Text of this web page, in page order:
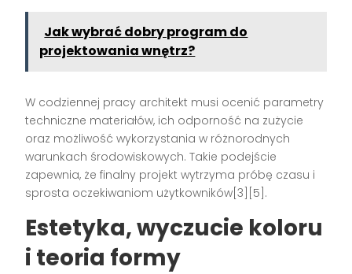
Jak wybrać dobry program do
projektowania wnętrz?
W codziennej pracy architekt musi ocenić parametry
techniczne materiałów, ich odporność na zużycie
oraz możliwość wykorzystania w różnorodnych
warunkach środowiskowych. Takie podejście
zapewnia, że finalny projekt wytrzyma próbę czasu i
sprosta oczekiwaniom użytkowników[3][5].
Estetyka, wyczucie koloru
i teoria formy